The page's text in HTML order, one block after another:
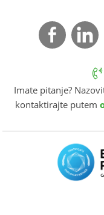
Imate pitanje?
kontaktirajte putem